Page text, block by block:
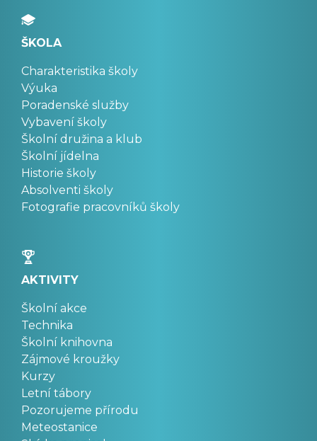
ŠKOLA
Charakteristika školy
Výuka
Poradenské služby
Vybavení školy
Školní družina a klub
Školní jídelna
Historie školy
Absolventi školy
Fotografie pracovníků školy
AKTIVITY
Školní akce
Technika
Školní knihovna
Zájmové kroužky
Kurzy
Letní tábory
Pozorujeme přírodu
Meteostanice